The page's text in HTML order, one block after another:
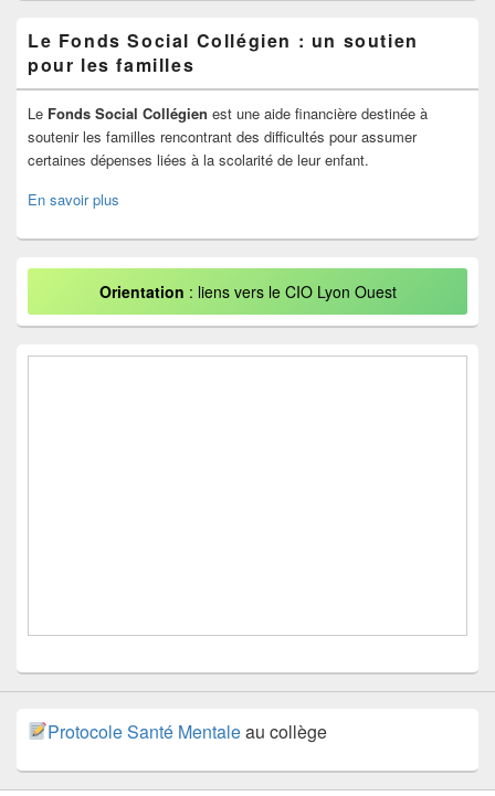
Le Fonds Social Collégien : un soutien
pour les familles
Le Fonds Social Collégien est une aide financière destinée à
soutenir les familles rencontrant des difficultés pour assumer
certaines dépenses liées à la scolarité de leur enfant.
En savoir plus
Orientation : liens vers le CIO Lyon Ouest
Protocole Santé Mentaleau collège